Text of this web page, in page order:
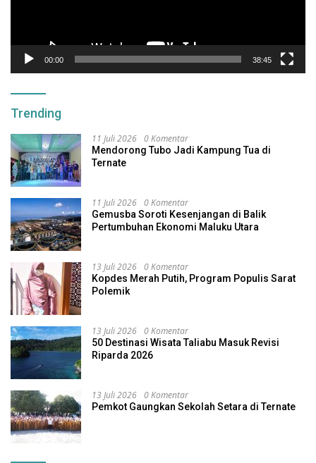
00:00 38:45
Trending
11 Juli 2026 0 Komentar
Mendorong Tubo Jadi Kampung Tua di
Ternate
11 Juli 2026 0 Komentar
Gemusba Soroti Kesenjangan di Balik
Pertumbuhan Ekonomi Maluku Utara
13 Juli 2026 0 Komentar
Kopdes Merah Putih, Program Populis Sarat
Polemik
13 Juli 2026 0 Komentar
50 Destinasi Wisata Taliabu Masuk Revisi
Riparda 2026
13 Juli 2026 0 Komentar
Pemkot Gaungkan Sekolah Setara di Ternate